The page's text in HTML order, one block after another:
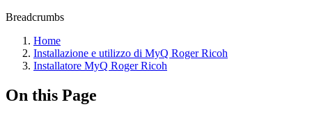
Breadcrumbs
Home
Installazione e utilizzo di MyQ Roger Ricoh
Installatore MyQ Roger Ricoh
On this Page